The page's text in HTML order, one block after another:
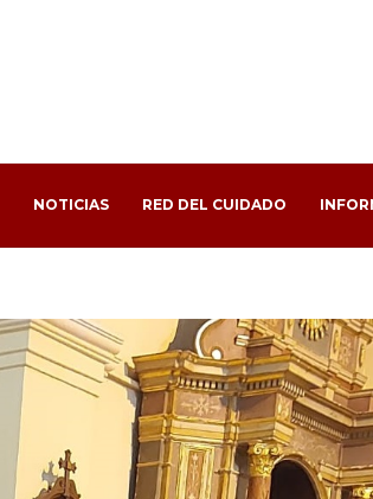
NOTICIAS RED DEL CUIDADO